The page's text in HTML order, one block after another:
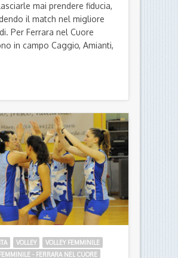
mai prendere fiducia,
il match nel migliore
Per Ferrara nel Cuore
in campo Caggio, Amianti,
VOLLEY
VOLLEY FEMMINILE
- FERRARA NEL CUORE